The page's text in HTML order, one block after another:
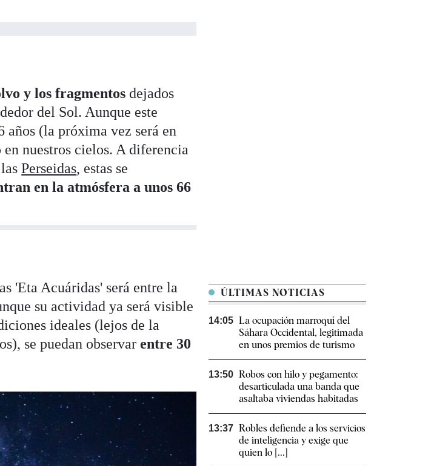
y los fragmentos dejados
del Sol. Aunque este
años (la próxima vez será en
nuestros cielos. A diferencia
lasPerseidas, estas se
en la atmósfera a unos 66
'Eta Acuáridas' será entre la
su actividad ya será visible
ideales (lejos de la
se puedan observarentre 30
ÚLTIMAS NOTICIAS
14:05 La ocupación marroquí del
Sáhara Occidental, legitimada
en unos premios de turismo
13:50 Robos con hilo y pegamento:
desarticulada una banda que
asaltaba viviendas habitadas
13:37 Robles defiende a los servicios
de inteligencia y exige que
quien lo [...]